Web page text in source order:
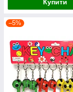
Купити
–5%